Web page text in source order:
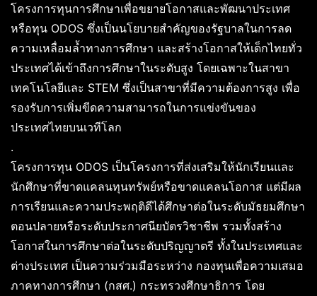
โครงการทุนการศึกษาเพื่อขยายโอกาสและพัฒนาประเทศ
หรือทุน ODOS ซึ่งเป็นนโยบายสำคัญของรัฐบาลในการลด
ความเหลื่อมล้ำทางการศึกษา และสร้างโอกาสให้เด็กไทยทั่ว
ประเทศได้เข้าถึงการศึกษาในระดับสูง โดยเฉพาะในสาขา
เทคโนโลยีและ STEM ซึ่งเป็นสาขาที่มีความต้องการสูง เพื่อ
รองรับการเพิ่มขีดความสามารถในการแข่งขันของ
ประเทศไทยบนเวทีโลก
.
โครงการทุน ODOS เป็นโครงการที่ส่งเสริมให้นักเรียนและ
นักศึกษาที่ขาดแคลนทุนทรัพย์หรือขาดแคลนโอกาส แต่มีผล
การเรียนและความประพฤติดีได้ศึกษาต่อในระดับมัธยมศึกษา
ตอนปลายหรือระดับประกาศนียบัตรวิชาชีพ รวมทั้งสร้าง
โอกาสในการศึกษาต่อในระดับปริญญาตรี ทั้งในประเทศและ
ต่างประเทศ เป็นความร่วมมือระหว่าง กองทุนเพื่อความเสมอ
ภาคทางการศึกษา (กสศ.) กระทรวงศึกษาธิการ โดย